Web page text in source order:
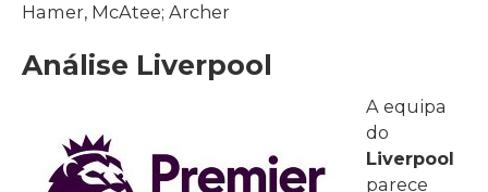
Hamer, McAtee; Archer
Análise Liverpool
A equipa
do
Liverpool
parece